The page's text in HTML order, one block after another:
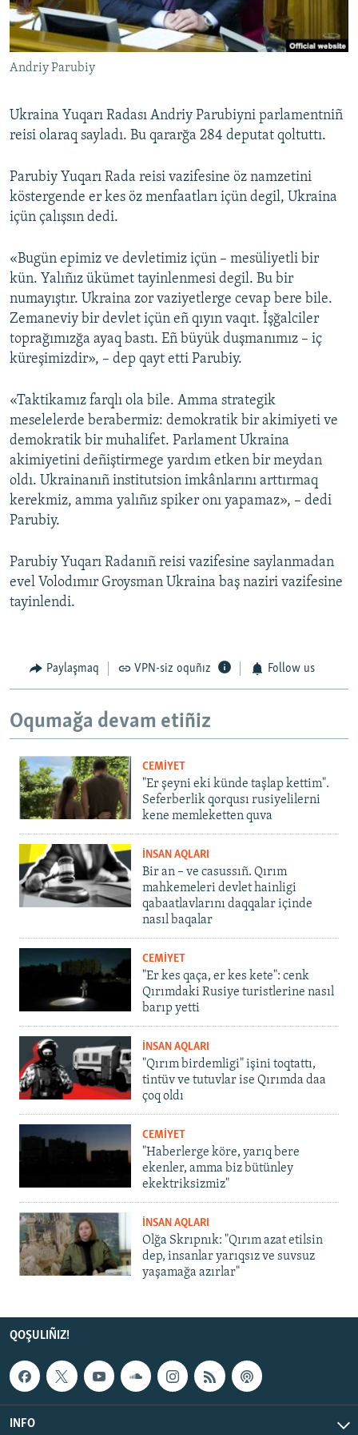
Русский
Українською
RFE/RS bütün saytları
Andriy Parubiy
Ukraina Yuqarı Radası Andriy Parubiyni parlamentniñ
reisi olaraq sayladı. Bu qararğa 284 deputat qoltuttı.
Parubiy Yuqarı Rada reisi vazifesine öz namzetini
köstergende er kes öz menfaatları içün degil, Ukraina
içün çalışsın dedi.
«Bugün epimiz ve devletimiz içün – mesüliyetli bir
kün. Yalıñız ükümet tayinlenmesi degil. Bu bir
numayıştır. Ukraina zor vaziyetlerge cevap bere bile.
Zemaneviy bir devlet içün eñ qıyın vaqıt. İşğalciler
toprağımızğa ayaq bastı. Eñ büyük duşmanımız – iç
küreşimizdir», – dep qayt etti Parubiy.
«Taktikamız farqlı ola bile. Amma strategik
meselelerde berabermiz: demokratik bir akimiyeti ve
demokratik bir muhalifet. Parlament Ukraina
akimiyetini deñiştirmege yardım etken bir meydan
oldı. Ukrainanıñ institutsion imkânlarını arttırmaq
kerekmiz, amma yalıñız spiker onı yapamaz», – dedi
Parubiy.
Parubiy Yuqarı Radanıñ reisi vazifesine saylanmadan
evel Volodımır Groysman Ukraina baş naziri vazifesine
tayinlendi.
Paylaşmaq VPN-siz oquñız Follow us
Oqumağa devam etiñiz
CEMİYET
"Er şeyni eki künde taşlap kettim".
Seferberlik qorqusı rusiyelilerni
kene memleketten quva
İNSAN AQLARI
Bir an – ve casussıñ. Qırım
mahkemeleri devlet hainligi
qabaatlavlarını daqqalar içinde
nasıl baqalar
CEMİYET
"Er kes qaça, er kes kete": cenk
Qırımdaki Rusiye turistlerine nasıl
barıp yetti
İNSAN AQLARI
"Qırım birdemligi" işini toqtattı,
tintüv ve tutuvlar ise Qırımda daa
çoq oldı
CEMİYET
"Haberlerge köre, yarıq bere
ekenler, amma biz bütünley
ekektriksizmiz"
İNSAN AQLARI
Olğa Skrıpnık: "Qırım azat etilsin
dep, insanlar yarıqsız ve suvsuz
yaşamağa azırlar"
QOŞULIÑIZ!
INFO